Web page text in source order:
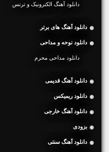
دانلود آهنگ الکترونیک و ترنس
دانلود آهنگ های برتر
دانلود نوحه و مداحی
دانلود مداحی محرم
دانلود آهنگ قدیمی
دانلود ریمیکس
دانلود آهنگ خارجی
بزودی
دانلود آهنگ سنتی